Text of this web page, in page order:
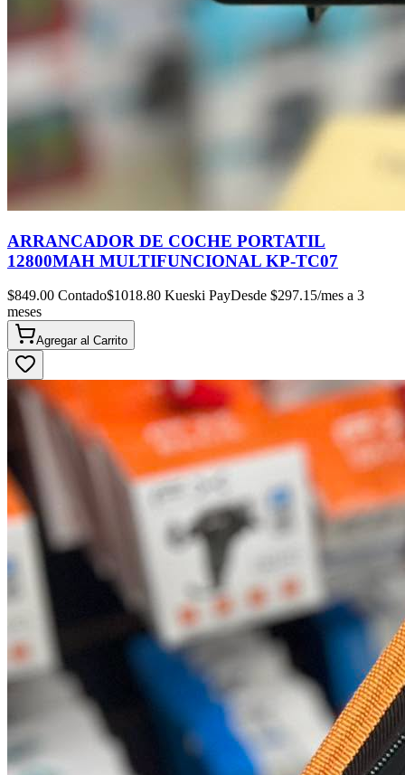
ARRANCADOR DE COCHE PORTATIL
12800MAH MULTIFUNCIONAL KP-TC07
$849.00 Contado$1018.80 Kueski PayDesde $297.15/mes a 3
meses
Agregar al Carrito